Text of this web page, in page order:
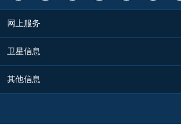
网上服务
卫星信息
其他信息